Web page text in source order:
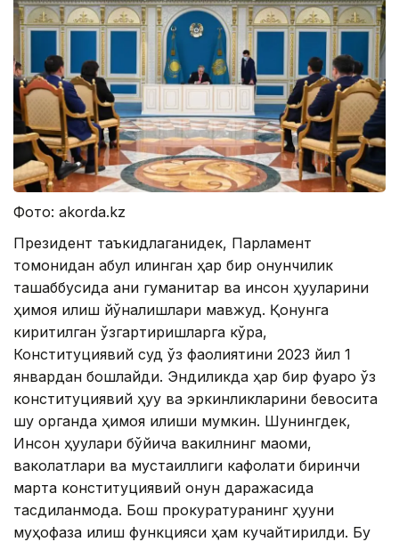
Фото: akorda.kz
Президент таъкидлаганидек, Парламент
томонидан қабул қилинган ҳар бир қонунчилик
ташаббусида аниқ гуманитар ва инсон ҳуқуқларини
ҳимоя қилиш йўналишлари мавжуд. Қонунга
киритилган ўзгартиришларга кўра,
Конституциявий суд ўз фаолиятини 2023 йил 1
январдан бошлайди. Эндиликда ҳар бир фуқаро ўз
конституциявий ҳуқуқ ва эркинликларини бевосита
шу органда ҳимоя қилиши мумкин. Шунингдек,
Инсон ҳуқуқлари бўйича вакилнинг мақоми,
ваколатлари ва мустақиллиги кафолати биринчи
марта конституциявий қонун даражасида
тасдиқланмоқда. Бош прокуратуранинг ҳуқуқни
муҳофаза қилиш функцияси ҳам кучайтирилди. Бу